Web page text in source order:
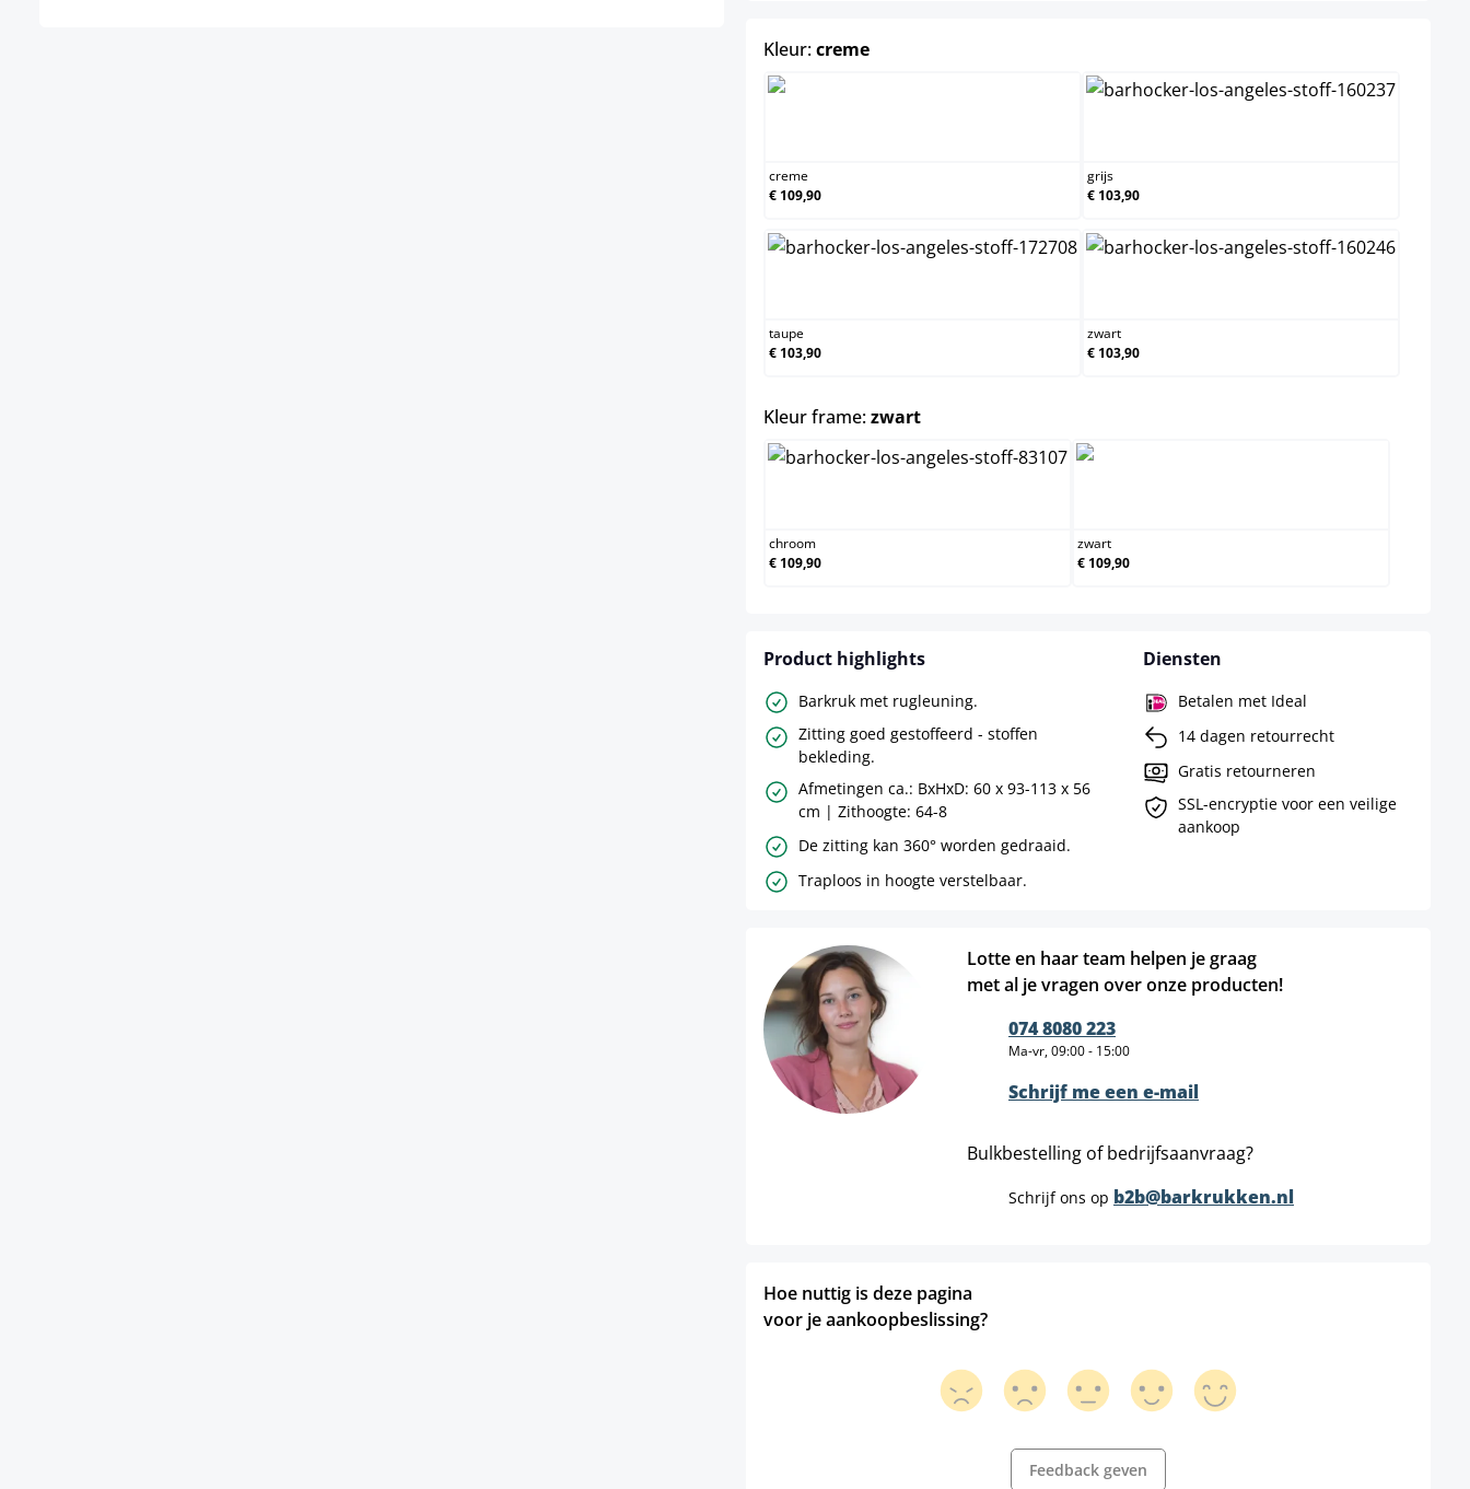
Kleur:cremeselect
creme
€ 109,90
grijs
€ 103,90
taupe
€ 103,90
zwart
€ 103,90
Kleur frame:zwartselect
chroom
€ 109,90
zwart
€ 109,90
Product highlights
Barkruk met rugleuning.
Zitting goed gestoffeerd - stoffen
bekleding.
Afmetingen ca.: BxHxD: 60 x 93-113 x 56
cm | Zithoogte: 64-8
De zitting kan 360° worden gedraaid.
Traploos in hoogte verstelbaar.
Diensten
Betalen met Ideal
14 dagen retourrecht
Gratis retourneren
SSL-encryptie voor een veilige
aankoop
Lotte en haar team helpen je graag
met al je vragen over onze producten!
074 8080 223
Ma-vr, 09:00 - 15:00
Schrijf me een e-mail
Bulkbestelling of bedrijfsaanvraag?
Schrijf ons op b2b@barkrukken.nl
Hoe nuttig is deze pagina
voor je aankoopbeslissing?
Feedback geven